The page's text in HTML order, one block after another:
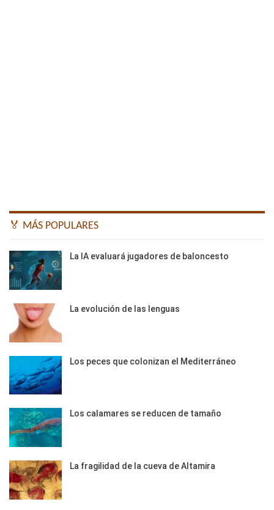
🏅 MÁS POPULARES
La IA evaluará jugadores de baloncesto
La evolución de las lenguas
Los peces que colonizan el Mediterráneo
Los calamares se reducen de tamaño
La fragilidad de la cueva de Altamira